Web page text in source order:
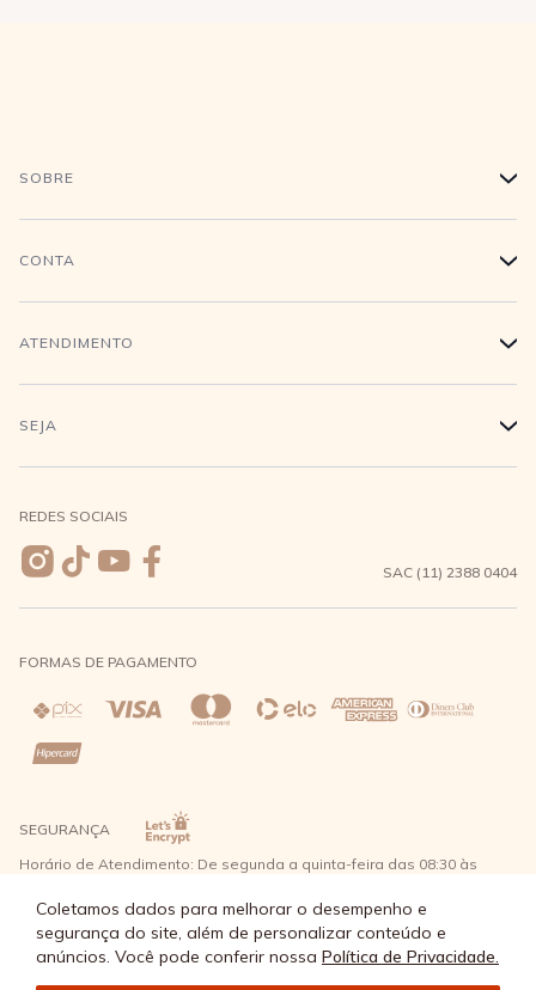
Coletamos dados para melhorar o desempenho e
segurança do site, além de personalizar conteúdo e
anúncios. Você pode conferir nossa Política de Privacidade.
SOBRE +
História
Conecte-se
CONTA +
Login
Meus pedidos
Wishlist
ATENDIMENTO +
Compra Segura
Entrega e Frete
Trocas e Devoluções
Direito de Arrependimento
Política de Privacidade
SEJA +
REDES SOCIAIS
SAC (11) 2388 0404
FORMAS DE PAGAMENTO
SEGURANÇA
Horário de Atendimento: De segunda a quinta-feira das 08:30 às
nível 2 - Bairro Capuava Mauá - São Paulo, CEP: 09380-115 - Água
Doce Comércio de Roupas e Acessórios Ltda - CNPJ: 57.484.768/0064-
© Água Doce 2026 - Todos os direitos reservados